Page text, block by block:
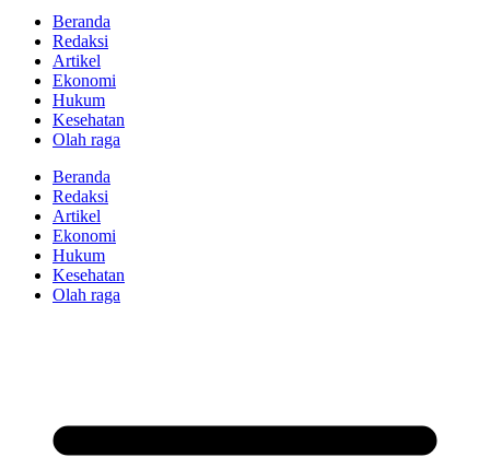
Beranda
Redaksi
Artikel
Ekonomi
Hukum
Kesehatan
Olah raga
Beranda
Redaksi
Artikel
Ekonomi
Hukum
Kesehatan
Olah raga